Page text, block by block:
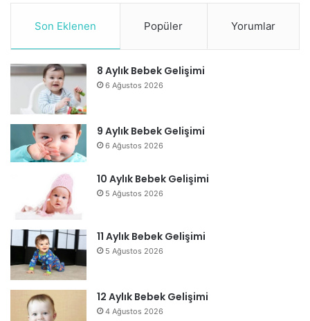
Son Eklenen Popüler Yorumlar
8 Aylık Bebek Gelişimi
6 Ağustos 2026
9 Aylık Bebek Gelişimi
6 Ağustos 2026
10 Aylık Bebek Gelişimi
5 Ağustos 2026
11 Aylık Bebek Gelişimi
5 Ağustos 2026
12 Aylık Bebek Gelişimi
4 Ağustos 2026